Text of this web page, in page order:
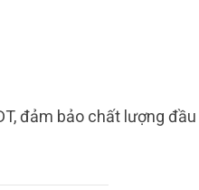
đảm bảo chất lượng